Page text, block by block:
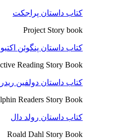
کتاب داستان پراجکت
Project Story book
کتاب داستان پنگوئن
Reading Story Book
کتاب داستان دولفین
Readers Story Book
کتاب داستان رولد دال
Roald Dahl Story Book